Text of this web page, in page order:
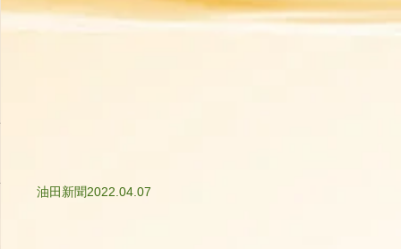
油田新聞2022.04.07